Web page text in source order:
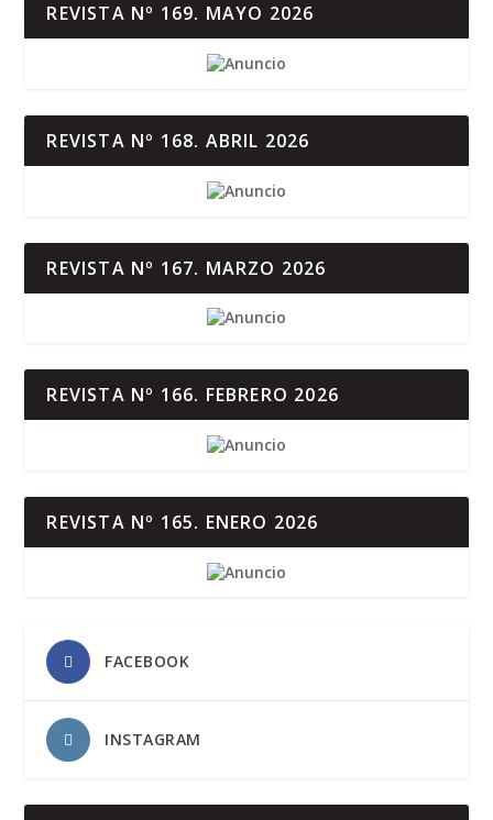
REVISTA Nº 169. MAYO 2026
REVISTA Nº 168. ABRIL 2026
REVISTA Nº 167. MARZO 2026
REVISTA Nº 166. FEBRERO 2026
REVISTA Nº 165. ENERO 2026
FACEBOOK
INSTAGRAM